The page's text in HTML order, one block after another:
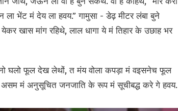
ला भेंट मं देय ला हवय.” गामुसा - डेढ़ मीटर लंबा बुने
खास मांग रहिथे, लाल धागा ये मं तिहार के उछाह भर
घलो फूल देख लेथों, त मंय वोला कपड़ा मं वइसनेच फूल
असम मं अनुसूचित जनजाति के रूप मं सूचीबद्ध करे गे हवय.